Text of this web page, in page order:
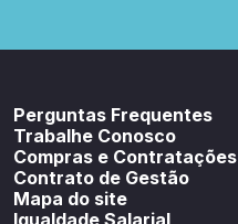
Perguntas Frequentes
Trabalhe Conosco
Compras e Contratações
Contrato de Gestão
Mapa do site
Igualdade Salarial